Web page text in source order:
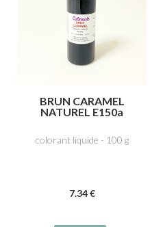
BRUN CARAMEL
NATUREL E150a
colorant liquide - 100 g
7.34 €